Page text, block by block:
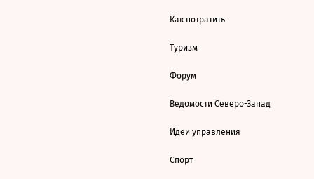
Как потратить
Туризм
Форум
Ведомости Северо-Запад
Идеи управления
Спорт